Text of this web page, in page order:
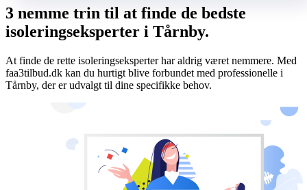
3 nemme trin til at finde de bedste
isoleringseksperter i Tårnby.
At finde de rette isoleringseksperter har aldrig været nemmere. Med
faa3tilbud.dk kan du hurtigt blive forbundet med professionelle i
Tårnby, der er udvalgt til dine specifikke behov.